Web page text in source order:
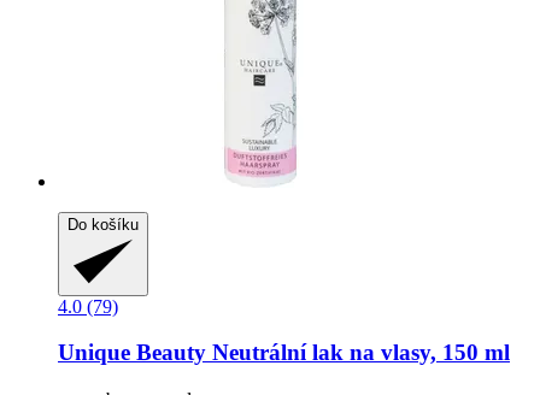
Do košíku
4.0 (79)
Unique Beauty Neutrální lak na vlasy, 150 ml